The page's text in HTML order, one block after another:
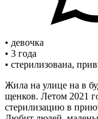
• девочка
• 3 года
• стерилизована,
Жила на улице на в
щенков. Летом 2021
стерилизацию в